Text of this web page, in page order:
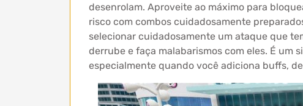
desenrolam. Aproveite ao máximo para
risco com combos cuidadosamente
selecionar cuidadosamente um ataque que
derrube e faça malabarismos com eles. É um
especialmente quando você adiciona buffs,